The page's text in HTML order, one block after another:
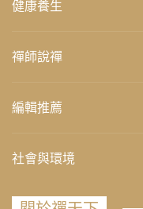
健康養生
禪師說禪
編輯推薦
社會與環境